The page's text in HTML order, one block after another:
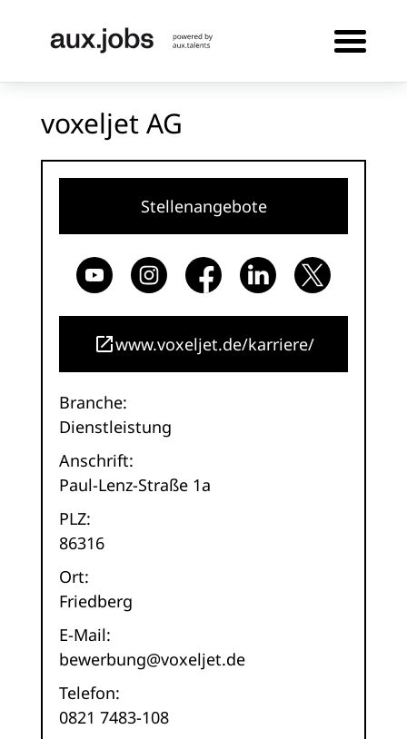
voxeljet AG
Stellenangebote
www.voxeljet.de/karriere/
Branche:
Dienstleistung
Anschrift:
Paul-Lenz-Straße 1a
PLZ:
86316
Ort:
Friedberg
E-Mail:
bewerbung@voxeljet.de
Telefon:
0821 7483-108